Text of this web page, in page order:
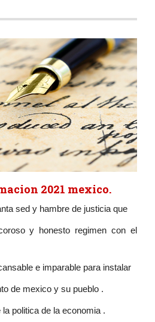
2021 mexico.
sed y hambre de justicia que
y honesto regimen con el
e imparable para instalar
de mexico y su pueblo .
politica de la economia .